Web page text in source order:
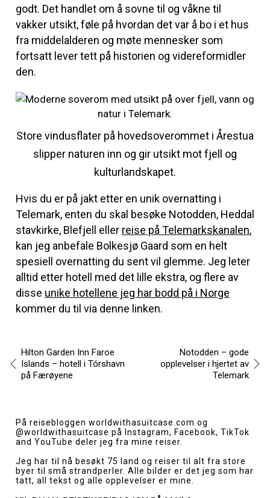
godt. Det handlet om å sovne til og våkne til
vakker utsikt, føle på hvordan det var å bo i et hus
fra middelalderen og møte mennesker som
fortsatt lever tett på historien og videreformidler
den.
Store vindusflater på hovedsoverommet i Årestua
slipper naturen inn og gir utsikt mot fjell og
kulturlandskapet.
Hvis du er på jakt etter en unik overnatting i
Telemark, enten du skal besøke Notodden, Heddal
stavkirke, Blefjell eller reise på Telemarkskanalen,
kan jeg anbefale Bolkesjø Gaard som en helt
spesiell overnatting du sent vil glemme. Jeg leter
alltid etter hotell med det lille ekstra, og flere av
disse unike hotellene jeg har bodd på i Norge
kommer du til via denne linken.
Innleggsnavigasjon
Notodden – gode
opplevelser i hjertet av
Telemark
Hilton Garden Inn Faroe
Islands – hotell i Tórshavn
på Færøyene
På reisebloggen worldwithasuitcase.com og
@worldwithasuitcase på Instagram, Facebook, TikTok
and YouTube deler jeg fra mine reiser.
Jeg har til nå besøkt 75 land og reiser til alt fra store
byer til små strandperler. Alle bilder er det jeg som har
tatt, all tekst og alle opplevelser er mine.